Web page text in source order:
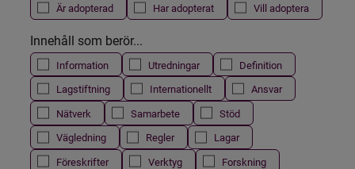
Är adopterad
Har adopterat Vill adoptera
Innehåll som berör...
Information Utredningar
Definition
Lagstiftning
Internationellt
Ansvar
Nätverk
Samarbete
Stöd
Vägledning
Regler
Lagar
Föreskrifter
Verktyg
Forskning